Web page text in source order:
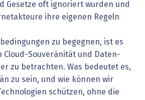
Gesetze oft ignoriert wurden und
ihre eigenen Regeln
zu begegnen, ist es
Cloud-Souveränität und Daten-
zu betrachten. Was bedeutet es,
zu sein, und wie können wir
schützen, ohne die